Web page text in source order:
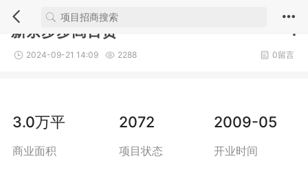
1
新余步步高百货
2024-09-21 14:09 2288 0留言
3.0万平
商业面积
2072
项目状态
2009-05
开业时间